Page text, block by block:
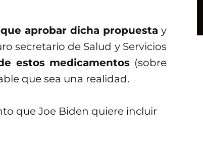
aprobar dicha propuesta y
secretario de Salud y Servicios
estos medicamentos (sobre
que sea una realidad.